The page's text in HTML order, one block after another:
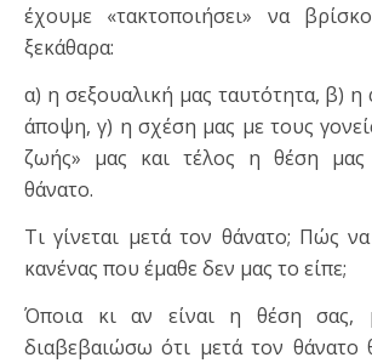
έχουμε «τακτοποιήσει» να
ξεκάθαρα:
α) η σεξουαλική μας ταυτότητα, β) η
άποψη, γ) η σχέση μας με τους
ζωής» μας και τέλος η θέση μας
θάνατο.
Τι γίνεται μετά τον θάνατο; Πώς
κανένας που έμαθε δεν μας το είπε;
Όποια κι αν είναι η θέση
διαβεβαιώσω ότι μετά τον θάνατο